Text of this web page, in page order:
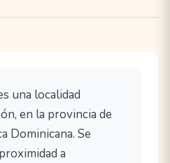
una localidad
en la provincia de
Dominicana. Se
a